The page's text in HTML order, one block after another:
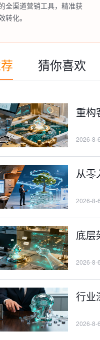
全渠道营销工具，精准获
转化。
猜你喜欢
重构
2026-8-6
从零
2026-8-6
底层
2026-8-6
行业
2026-8-6